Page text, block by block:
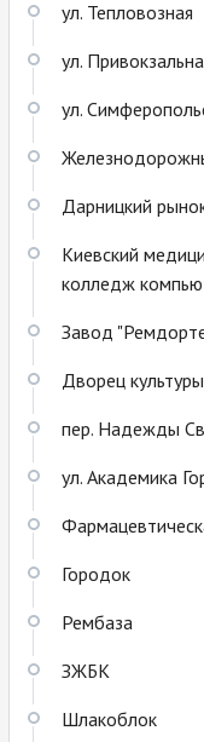
ул. Тепловозная
ул.
ул.
Дарницкий
Киевский
колледж
Завод
Дворец
пер. Надежды
ул. Академика
Городок
Рембаза
ЗЖБК
Шлакоблок